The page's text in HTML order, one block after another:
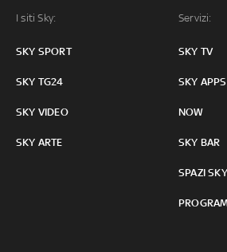
I siti Sky:
SKY SPORT
SKY TG24
SKY VIDEO
SKY ARTE
Servizi:
SKY TV
SKY APPS
NOW
SKY BAR
SPAZI SKY